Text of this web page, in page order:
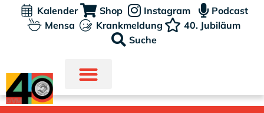
Kalender Shop Instagram
Podcast
Mensa
Krankmeldung
40. Jubiläum
Suche